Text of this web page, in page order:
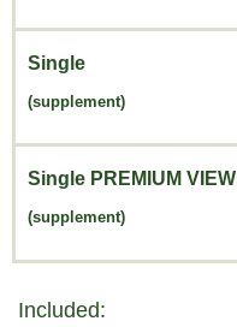
Single
(supplement)
Single PREMIUM VIEW
(supplement)
Included: